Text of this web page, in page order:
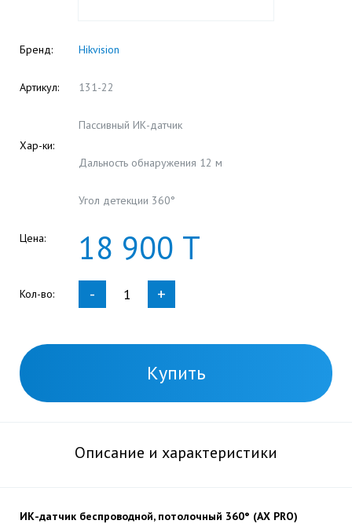
Бренд: Hikvision
Артикул: 131-22
Хар-ки:
Пассивный ИК-датчик
Дальность обнаружения 12 м
Угол детекции 360°
Цена: 18 900 Т
Кол-во: - +
Купить
Описание и характеристики
ИК-датчик беспроводной, потолочный 360° (AX PRO)